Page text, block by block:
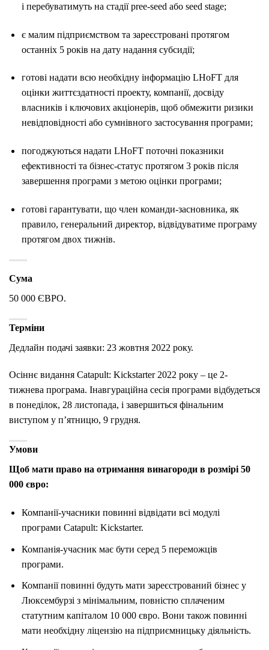
і перебуватимуть на стадії pree-seed або seed stage;
є малим підприємством та зареєстровані протягом
останніх 5 років на дату надання субсидії;
готові надати всю необхідну інформацію LHoFT для
оцінки життєздатності проекту, компанії, досвіду
власників і ключових акціонерів, щоб обмежити ризики
невідповідності або сумнівного застосування програми;
погоджуються надати LHoFT поточні показники
ефективності та бізнес-статус протягом 3 років після
завершення програми з метою оцінки програми;
готові гарантувати, що член команди-засновника, як
правило, генеральний директор, відвідуватиме програму
протягом двох тижнів.
Сума
50 000 ЄВРО.
Терміни
Дедлайн подачі заявки: 23 жовтня 2022 року.
Осіннє видання Catapult: Kickstarter 2022 року – це 2-
тижнева програма. Інавгураційна сесія програми відбудеться
в понеділок, 28 листопада, і завершиться фінальним
виступом у п’ятницю, 9 грудня.
Умови
Щоб мати право на отримання винагороди в розмірі 50
000 євро:
Компанії-учасники повинні відвідати всі модулі
програми Catapult: Kickstarter.
Компанія-учасник має бути серед 5 переможців
програми.
Компанії повинні будуть мати зареєстрований бізнес у
Люксембурзі з мінімальним, повністю сплаченим
статутним капіталом 10 000 євро. Вони також повинні
мати необхідну ліцензію на підприємницьку діяльність.